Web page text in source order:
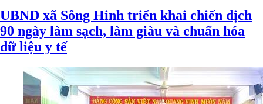
UBND xã Sông Hinh triển khai chiến dịch
90 ngày làm sạch, làm giàu và chuẩn hóa
dữ liệu y tế